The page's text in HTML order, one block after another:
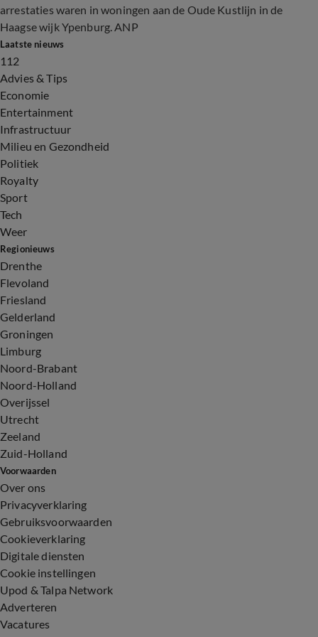
arrestaties waren in woningen aan de Oude Kustlijn in de
Haagse wijk Ypenburg. ANP
Laatste nieuws
112
Advies & Tips
Economie
Entertainment
Infrastructuur
Milieu en Gezondheid
Politiek
Royalty
Sport
Tech
Weer
Regionieuws
Drenthe
Flevoland
Friesland
Gelderland
Groningen
Limburg
Noord-Brabant
Noord-Holland
Overijssel
Utrecht
Zeeland
Zuid-Holland
Voorwaarden
Over ons
Privacyverklaring
Gebruiksvoorwaarden
Cookieverklaring
Digitale diensten
Cookie instellingen
Upod & Talpa Network
Adverteren
Vacatures